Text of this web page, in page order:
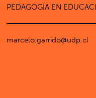
PEDAGOGÍA EN
marcelo.garrido@udp.cl